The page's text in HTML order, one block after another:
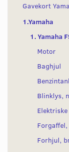
Gavekort
1.Yamaha
1. Yamaha
Motor
Baghjul
Blinklys,
Forhjul,